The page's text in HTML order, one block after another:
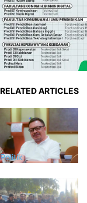
RELATED ARTICLES
Politik